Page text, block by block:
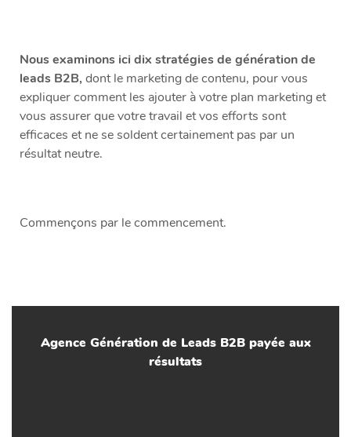
Nous examinons ici dix stratégies de génération de
leads B2B,dont le marketing de contenu, pour vous
expliquer comment les ajouter à votre plan marketing et
vous assurer que votre travail et vos efforts sont
efficaces et ne se soldent certainement pas par un
résultat neutre.
Commençons par le commencement.
Agence Génération de Leads B2B payée aux
résultats